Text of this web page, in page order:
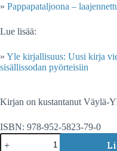
» Pappapataljoona –
Lue lisää:
» Yle kirjallisuus: Uusi kirja
sisällissodan pyörteisiin
Kirjan on kustantanut Väylä-
ISBN: 978-952-5823-79-0
Kymmenen
virran